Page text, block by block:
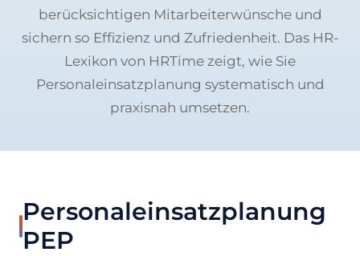
berücksichtigen Mitarbeiterwünsche und
sichern so Effizienz und Zufriedenheit. Das HR-
Lexikon von HRTime zeigt, wie Sie
Personaleinsatzplanung systematisch und
praxisnah umsetzen.
Personaleinsatzplanung
PEP